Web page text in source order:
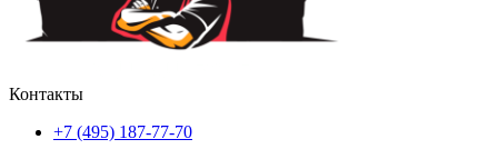
Контакты
+7 (495) 187-77-70